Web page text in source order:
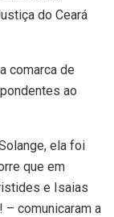
do Ceará
comarca de
ao
ela foi
que em
e Isaias
– comunicaram a